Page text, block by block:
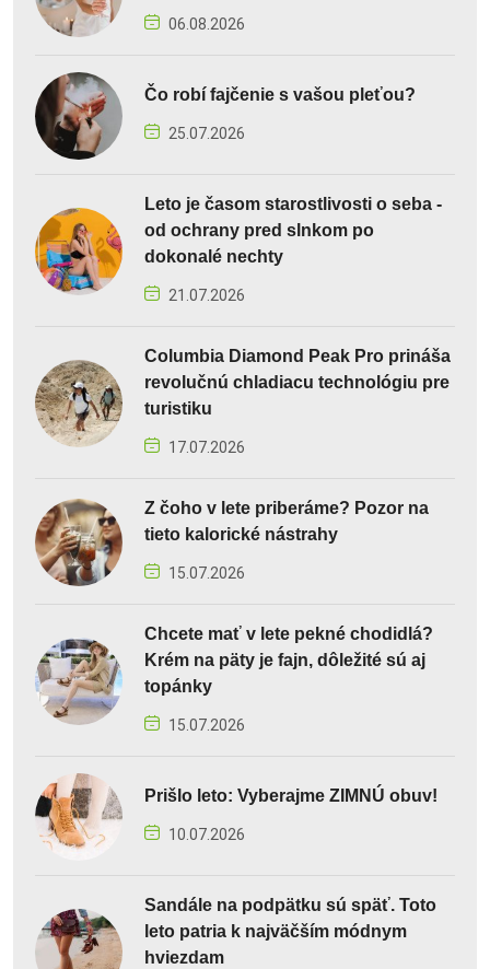
06.08.2026
Čo robí fajčenie s vašou pleťou?
25.07.2026
Leto je časom starostlivosti o seba -
od ochrany pred slnkom po
dokonalé nechty
21.07.2026
Columbia Diamond Peak Pro prináša
revolučnú chladiacu technológiu pre
turistiku
17.07.2026
Z čoho v lete priberáme? Pozor na
tieto kalorické nástrahy
15.07.2026
Chcete mať v lete pekné chodidlá?
Krém na päty je fajn, dôležité sú aj
topánky
15.07.2026
Prišlo leto: Vyberajme ZIMNÚ obuv!
10.07.2026
Sandále na podpätku sú späť. Toto
leto patria k najväčším módnym
hviezdam